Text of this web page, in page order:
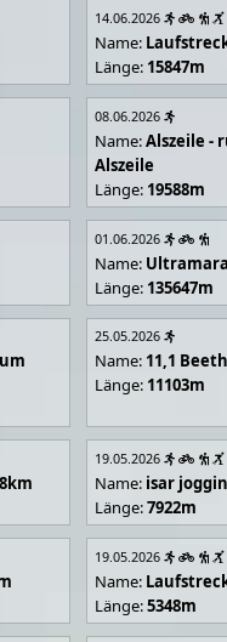
14.06.2026
Name:
Länge: 15847m
08.06.2026
Name:Alszeile -
Alszeile
Länge: 19588m
01.06.2026
Name:
Länge: 135647m
25.05.2026
Name: 11,1
Länge: 11103m
19.05.2026
Name: isar
Länge:7922m
19.05.2026
Name:
Länge:5348m